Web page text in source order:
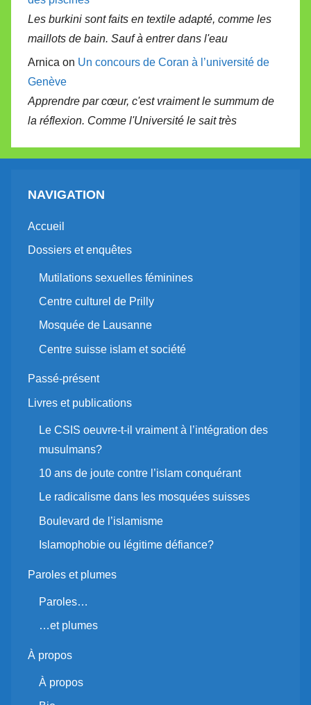
Les burkini sont faits en textile adapté, comme les
maillots de bain. Sauf à entrer dans l'eau
Arnica on Un concours de Coran à l’université de
Genève
Apprendre par cœur, c'est vraiment le summum de
la réflexion. Comme l'Université le sait très
NAVIGATION
Accueil
Dossiers et enquêtes
Mutilations sexuelles féminines
Centre culturel de Prilly
Mosquée de Lausanne
Centre suisse islam et société
Passé-présent
Livres et publications
Le CSIS oeuvre-t-il vraiment à l’intégration des
musulmans?
10 ans de joute contre l’islam conquérant
Le radicalisme dans les mosquées suisses
Boulevard de l’islamisme
Islamophobie ou légitime défiance?
Paroles et plumes
Paroles…
…et plumes
À propos
À propos